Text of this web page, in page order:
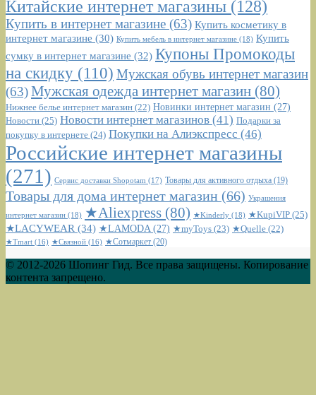
Китайские интернет магазины (128)
Купить в интернет магазине (63) Купить косметику в
интернет магазине (30) Купить мебель в интернет магазине (18) Купить
сумку в интернет магазине (32) Купоны Промокоды
на скидку (110) Мужская обувь интернет магазин
(63)Мужская одежда интернет магазин (80)
Нижнее белье интернет магазин (22) Новинки интернет магазин (27)
Новости (25) Новости интернет магазинов (41) Подарки за
покупку в интернете (24) Покупки на Алиэкспресс (46)
Российские интернет магазины
(271) Сервис доставки Shopotam (17) Товары для активного отдыха (19)
Товары для дома интернет магазин (66) Украшения
интернет магазин (18) ★Aliexpress (80) ★Kinderly (18) ★KupiVIP (25)
★LACYWEAR (34) ★LAMODA(27) ★myToys (23) ★Quelle (22)
★Tmart (16) ★Связной (16) ★Сотмаркет (20)
© 2012-2026 Шопинг Гид. Все права защищены. Копирование
контента запрещено.